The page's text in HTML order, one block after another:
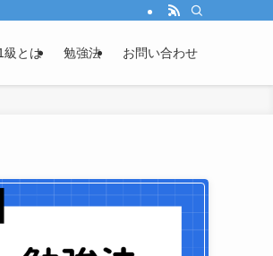
級とは 勉強法 お問い合わせ